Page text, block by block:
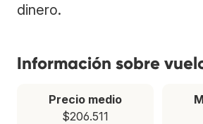
dinero.
Información sobre
Precio medio
$206.511